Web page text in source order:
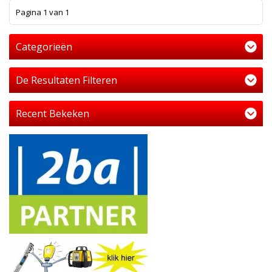
Pagina 1 van 1
Categorieën
De Resultaten Filteren
Recent Bekeken